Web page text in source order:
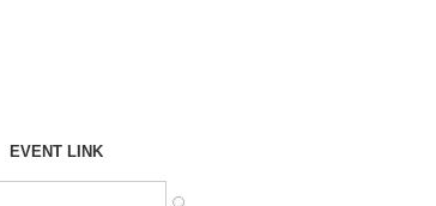
EVENT LINK